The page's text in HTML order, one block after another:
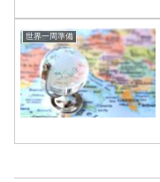
世界一周準備